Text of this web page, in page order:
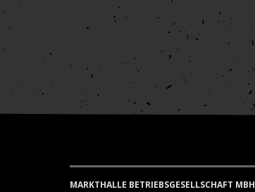
MARKTHALLE BETRIEBSGESELLSCHAFT MBH